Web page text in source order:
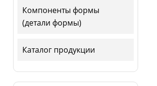
Компоненты формы
(детали формы)
Каталог продукции